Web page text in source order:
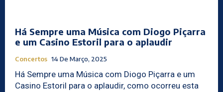
Há Sempre uma Música com Diogo Piçarra
e um Casino Estoril para o aplaudir
Concertos 14 De Março, 2025
Há Sempre uma Música com Diogo Piçarra e um
Casino Estoril para o aplaudir, como ocorreu esta